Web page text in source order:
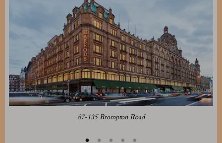
87-135 Brompton Road